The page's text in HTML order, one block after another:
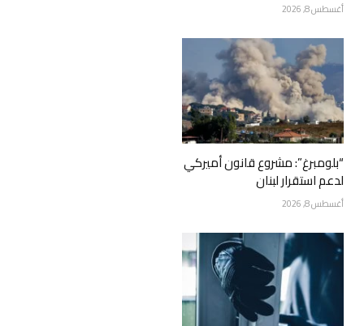
أغسطس 8, 2026
“بلومبرغ”: مشروع قانون أميركي
لدعم استقرار لبنان
أغسطس 8, 2026